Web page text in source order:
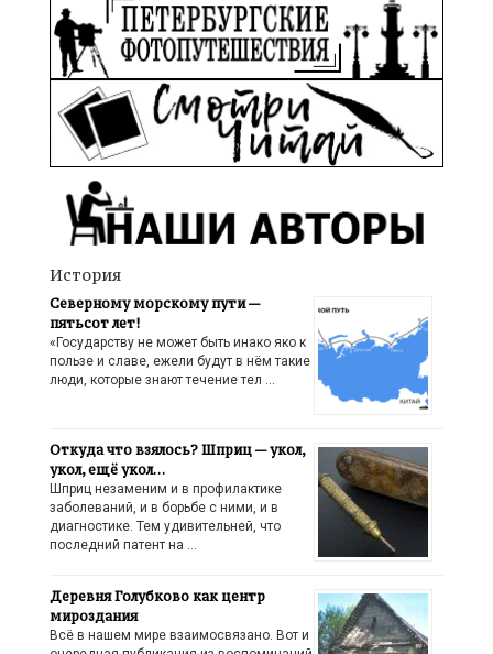
История
Северному морскому пути —
пятьсот лет!
«Государству не может быть инако яко к
пользе и славе, ежели будут в нём такие
люди, которые знают течение тел …
Откуда что взялось? Шприц — укол,
укол, ещё укол…
Шприц незаменим и в профилактике
заболеваний, и в борьбе с ними, и в
диагностике. Тем удивительней, что
последний патент на …
Деревня Голубково как центр
мироздания
Всё в нашем мире взаимосвязано. Вот и